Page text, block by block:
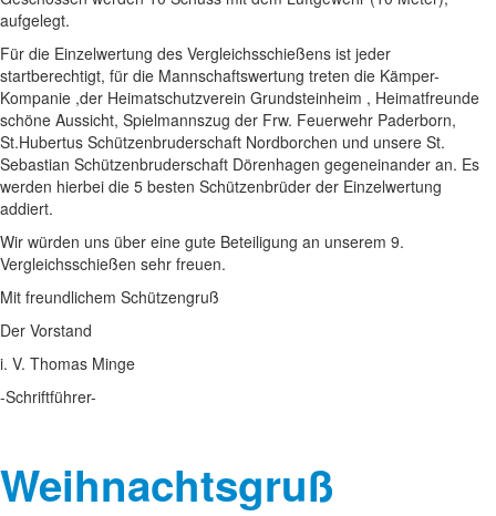
aufgelegt.
Für die Einzelwertung des Vergleichsschießens ist jeder
startberechtigt, für die Mannschaftswertung treten die Kämper-
Kompanie ,der Heimatschutzverein Grundsteinheim , Heimatfreunde
schöne Aussicht, Spielmannszug der Frw. Feuerwehr Paderborn,
St.Hubertus Schützenbruderschaft Nordborchen und unsere St.
Sebastian Schützenbruderschaft Dörenhagen gegeneinander an. Es
werden hierbei die 5 besten Schützenbrüder der Einzelwertung
addiert.
Wir würden uns über eine gute Beteiligung an unserem 9.
Vergleichsschießen sehr freuen.
Mit freundlichem Schützengruß
Der Vorstand
i. V. Thomas Minge
-Schriftführer-
Weihnachtsgruß